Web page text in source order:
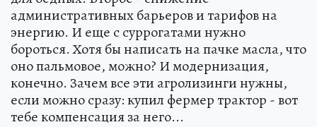
административных барьеров и тарифов на
энергию. И еще с суррогатами нужно
бороться. Хотя бы написать на пачке масла, что
оно пальмовое, можно? И модернизация,
конечно. Зачем все эти агролизинги нужны,
если можно сразу: купил фермер трактор - вот
тебе компенсация за него...